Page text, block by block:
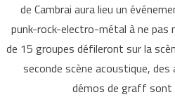
de Cambrai aura lieu un
punk-rock-electro-métal à ne pas
de 15 groupes défileront sur la
seconde scène acoustique,
démos de graff